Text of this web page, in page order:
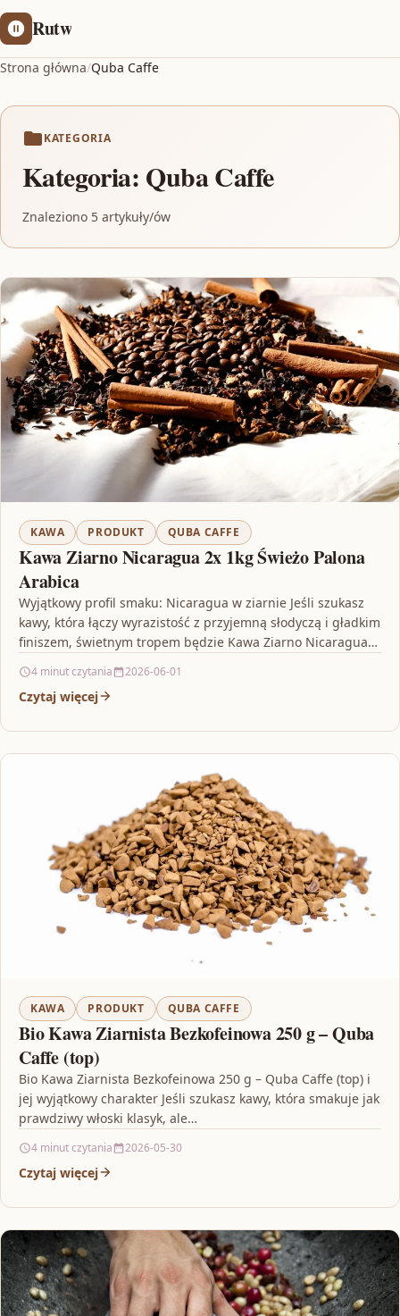
Rutw
Strona główna/Quba Caffe
KATEGORIA
Kategoria: Quba Caffe
Znaleziono 5 artykuły/ów
KAWA PRODUKT QUBA CAFFE
Kawa Ziarno Nicaragua 2x 1kg Świeżo Palona
Arabica
Wyjątkowy profil smaku: Nicaragua w ziarnie Jeśli szukasz
kawy, która łączy wyrazistość z przyjemną słodyczą i gładkim
finiszem, świetnym tropem będzie Kawa Ziarno Nicaragua…
4 minut czytania 2026-06-01
Czytaj więcej
KAWA PRODUKT QUBA CAFFE
Bio Kawa Ziarnista Bezkofeinowa 250 g – Quba
Caffe (top)
Bio Kawa Ziarnista Bezkofeinowa 250 g – Quba Caffe (top) i
jej wyjątkowy charakter Jeśli szukasz kawy, która smakuje jak
prawdziwy włoski klasyk, ale…
4 minut czytania 2026-05-30
Czytaj więcej